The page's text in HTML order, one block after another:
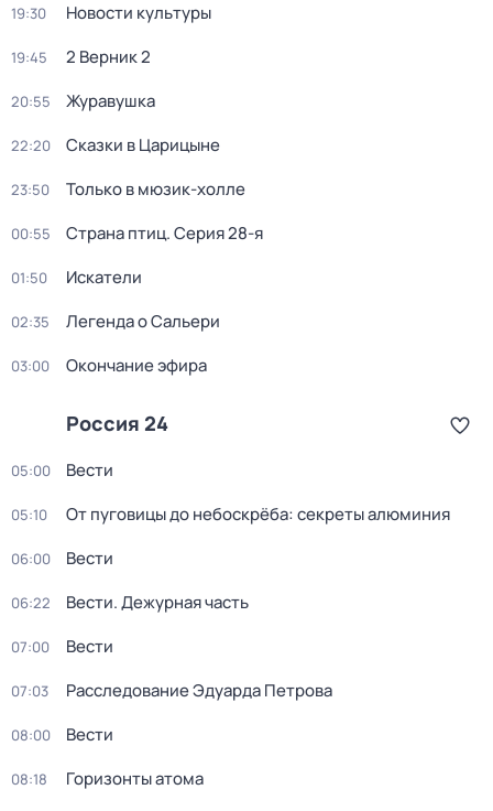
19:30 Новости культуры
19:45 2 Верник 2
20:55 Журавушка
22:20 Сказки в Царицыне
23:50 Только в мюзик-холле
00:55 Страна птиц. Серия 28-я
01:50 Искатели
02:35 Легенда о Сальери
03:00 Окончание эфира
Россия 24
05:00 Вести
05:10 От пуговицы до небоскрёба: секреты алюминия
06:00 Вести
06:22 Вести. Дежурная часть
07:00 Вести
07:03 Расследование Эдуарда Петрова
08:00 Вести
08:18 Горизонты атома